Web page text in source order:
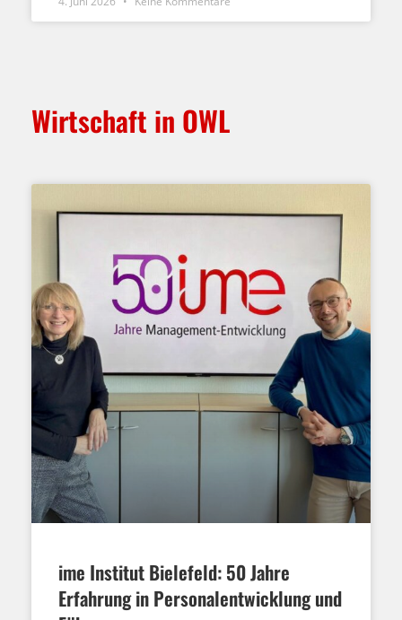
Wirtschaft in OWL
ime Institut Bielefeld: 50 Jahre
Erfahrung in Personalentwicklung und